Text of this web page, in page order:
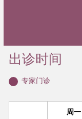
出诊时间
专家门诊
周一